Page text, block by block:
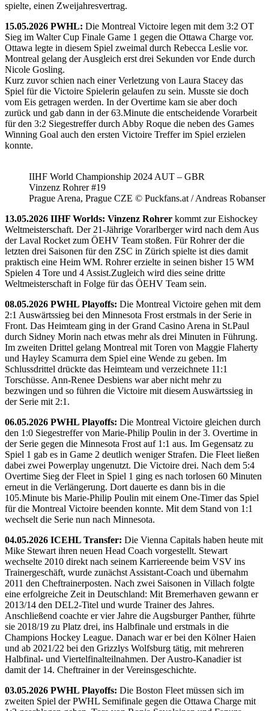
spielte, einen Zweijahresvertrag.
15.05.2026 PWHL: Die Montreal Victoire legen mit dem 3:2 OT
Sieg im Walter Cup Finale Game 1 gegen die Ottawa Charge vor.
Ottawa legte in diesem Spiel zweimal durch Rebecca Leslie vor.
Montreal gelang der Ausgleich erst drei Sekunden vor Ende durch
Nicole Gosling.
Kurz zuvor schien nach einer Verletzung von Laura Stacey das
Spiel für die Victoire Spielerin gelaufen zu sein. Musste sie doch
vom Eis getragen werden. In der Overtime kam sie aber doch
zurück und gab dann in der 63.Minute die entscheidende Vorarbeit
für den 3:2 Siegestreffer durch Abby Roque die neben des Games
Winning Goal auch den ersten Victoire Treffer im Spiel erzielen
konnte.
IIHF World Championship 2024 AUT – GBR
Vinzenz Rohrer #19
Prague Arena, Prague CZE © Puckfans.at / Andreas Robanser
13.05.2026 IIHF Worlds: Vinzenz Rohrer kommt zur Eishockey
Weltmeisterschaft. Der 21-Jährige Vorarlberger wird nach dem Aus
der Laval Rocket zum ÖEHV Team stoßen. Für Rohrer der die
letzten drei Saisonen für den ZSC in Zürich spielte ist dies damit
praktisch eine Heim WM. Rohrer erzielte in seinen bisher 15 WM
Spielen 4 Tore und 4 Assist.Zugleich wird dies seine dritte
Weltmeisterschaft in Folge für das ÖEHV Team sein.
08.05.2026 PWHL Playoffs: Die Montreal Victoire gehen mit dem
2:1 Auswärtssieg bei den Minnesota Frost erstmals in der Serie in
Front. Das Heimteam ging in der Grand Casino Arena in St.Paul
durch Sidney Morin nach etwas mehr als drei Minuten in Führung.
Im zweiten Drittel gelang Montreal mit Toren von Maggie Flaherty
und Hayley Scamurra dem Spiel eine Wende zu geben. Im
Schlussdrittel drückte das Heimteam und verzeichnete 11:1
Torschüsse. Ann-Renee Desbiens war aber nicht mehr zu
bezwingen und so führen die Victoire mit diesem Auswärtssieg in
der Serie mit 2:1.
06.05.2026 PWHL Playoffs: Die Montreal Victoire gleichen durch
den 1:0 Siegestreffer von Marie-Philip Poulin in der 3. Overtime in
der Serie gegen die Minnesota Frost auf 1:1 aus. Im Gegensatz zu
Spiel 1 gab es in Game 2 deutlich weniger Strafen. Die Fleet ließen
dabei zwei Powerplay ungenutzt. Die Victoire drei. Nach dem 5:4
Overtime Sieg der Fleet in Spiel 1 ging es nach torlosen 60 Minuten
erneut in die Verlängerung. Dort dauerte es dann bis in die
105.Minute bis Marie-Philip Poulin mit einem One-Timer das Spiel
für die Montreal Victoire beenden konnte. Mit dem Stand von 1:1
wechselt die Serie nun nach Minnesota.
04.05.2026 ICEHL Transfer: Die Vienna Capitals haben heute mit
Mike Stewart ihren neuen Head Coach vorgestellt. Stewart
wechselte 2010 direkt nach seinem Karriereende beim VSV ins
Trainergeschäft, wurde zunächst Assistant-Coach und übernahm
2011 den Cheftrainerposten. Nach zwei Saisonen in Villach folgte
eine erfolgreiche Zeit in Deutschland: Mit Bremerhaven gewann er
2013/14 den DEL2-Titel und wurde Trainer des Jahres.
Anschließend coachte er vier Jahre die Augsburger Panther, führte
sie 2018/19 zu Platz drei, ins Halbfinale und erstmals in die
Champions Hockey League. Danach war er bei den Kölner Haien
und ab 2021/22 bei den Grizzlys Wolfsburg tätig, mit mehreren
Halbfinal- und Viertelfinalteilnahmen. Der Austro-Kanadier ist
damit der 14. Cheftrainer in der Vereinsgeschichte.
03.05.2026 PWHL Playoffs: Die Boston Fleet müssen sich im
zweiten Spiel der PWHL Semifinale gegen die Ottawa Charge mit